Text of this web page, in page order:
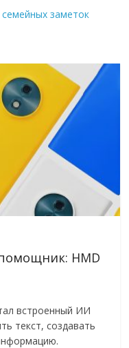
заметок
HMD
встроенный ИИ
текст, создавать